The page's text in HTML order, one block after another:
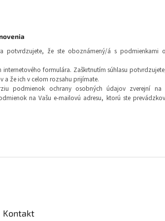
potvrdzujete, že ste oboznámený/á s podmienkami
formulára. Zaškrtnutím súhlasu
že ich v celom rozsahu prijímate.
podmienok ochrany osobných údajov zverejní na
na Vašu e-mailovú adresu, ktorú ste
Kontakt